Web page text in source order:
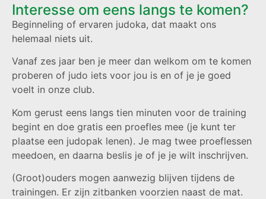
Interesse om eens langs te komen?
Beginneling of ervaren judoka, dat maakt ons
helemaal niets uit.
Vanaf zes jaar ben je meer dan welkom om te komen
proberen of judo iets voor jou is en of je je goed
voelt in onze club.
Kom gerust eens langs tien minuten voor de training
begint en doe gratis een proefles mee (je kunt ter
plaatse een judopak lenen). Je mag twee proeflessen
meedoen, en daarna beslis je of je je wilt inschrijven.
(Groot)ouders mogen aanwezig blijven tijdens de
trainingen. Er zijn zitbanken voorzien naast de mat.